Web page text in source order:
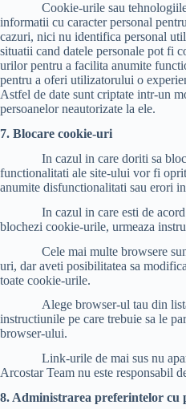
Cookie-urile sau tehnologiile
informatii cu caracter personal
cazuri, nici nu identifica personal
situatii cand datele personale pot fi
urilor pentru a facilita anumite
pentru a oferi utilizatorului o
Astfel de date sunt criptate intr-un
persoanelor neautorizate la ele.
7. Blocare cookie-uri
In cazul in care doriti sa
functionalitati ale site‑ului vor fi
anumite disfunctionalitati sau erori
In cazul in care esti de acord
blochezi cookie-urile, urmeaza
Cele mai multe browsere sunt
uri, dar aveti posibilitatea sa
toate cookie-urile.
Alege browser-ul tau din lista
instructiunile pe care trebuie sa le
browser-ului.
Link-urile de mai sus nu
Arcostar Team nu este responsabil
8. Administrarea preferintelor cu